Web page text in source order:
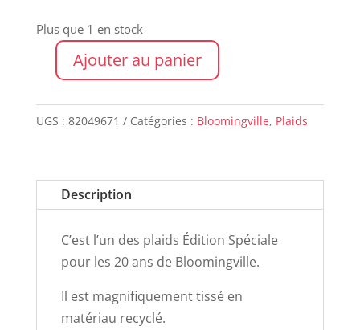
Plus que 1 en stock
quantité
Plaid
Ajouter au panier
UGS : 82049671 Catégories : Bloomingville, Plaids
Description
C’est l’un des plaids Édition Spéciale
pour les 20 ans de Bloomingville.
Il est magnifiquement tissé en
matériau recyclé.